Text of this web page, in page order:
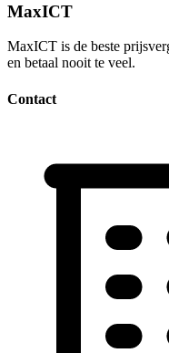
MaxICT
MaxICT is de beste
en betaal nooit te veel.
Contact